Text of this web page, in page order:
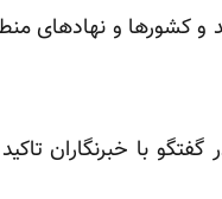
و نهادهای
با خبرنگاران